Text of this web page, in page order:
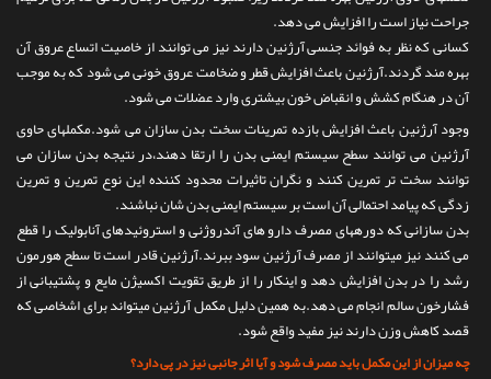
جراحت نیاز است را افزایش می دهد.
کسانی که نظر به فوائد جنسی آرژنین دارند نیز می توانند از خاصیت اتساع عروق آن
بهره مند گردند.آرژنین باعث افزایش قطر و ضخامت عروق خونی می شود که به موجب
آن در هنگام کشش و انقباض خون بیشتری وارد عضلات می شود.
وجود آرژنین باعث افزایش بازده تمرینات سخت بدن سازان می شود.مکملهای حاوی
آرژنین می توانند سطح سیستم ایمنی بدن را ارتقا دهند،در نتیجه بدن سازان می
توانند سخت تر تمرین کنند و نگران تاثیرات محدود کننده این نوع تمرین و تمرین
زدگی که پیامد احتمالی آن است بر سیستم ایمنی بدن شان نباشند.
بدن سازانی که دورههای مصرف دارو های آندروژنی و استروئیدهای آنابولیک را قطع
می کنند نیز میتوانند از مصرف آرژنین سود ببرند.آرژنین قادر است تا سطح هورمون
رشد را در بدن افزایش دهد و اینکار را از طریق تقویت اکسیژن مایع و پشتیبانی از
فشارخون سالم انجام می دهد.به همین دلیل مکمل آرژنین میتواند برای اشخاصی که
قصد کاهش وزن دارند نیز مفید واقع شود.
چه میزان از این مکمل باید مصرف شود و آیا اثر جانبی نیز در پی دارد؟